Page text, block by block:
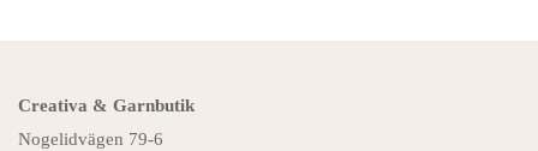
Creativa & Garnbutik
Nogelidvägen 79-6